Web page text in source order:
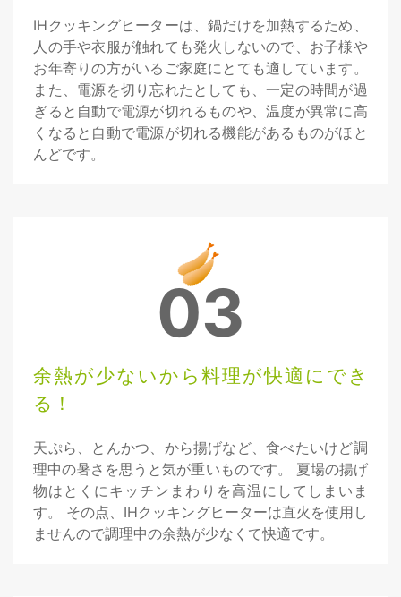
IHクッキングヒーターは、鍋だけを加熱するため、
人の手や衣服が触れても発火しないので、お子様や
お年寄りの方がいるご家庭にとても適しています。
また、電源を切り忘れたとしても、一定の時間が過
ぎると自動で電源が切れるものや、温度が異常に高
くなると自動で電源が切れる機能があるものがほと
んどです。
03
余熱が少ないから料理が快適にでき
る！
天ぷら、とんかつ、から揚げなど、食べたいけど調
理中の暑さを思うと気が重いものです。 夏場の揚げ
物はとくにキッチンまわりを高温にしてしまいま
す。 その点、IHクッキングヒーターは直火を使用し
ませんので調理中の余熱が少なくて快適です。